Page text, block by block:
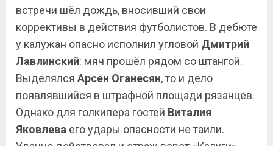
встречи шёл дождь, вносивший свои
коррективы в действия футболистов. В дебюте
у калужан опасно исполнил угловой Дмитрий
Лавлинский: мяч прошёл рядом со штангой.
Выделялся Арсен Оганесян, то и дело
появлявшийся в штрафной площади рязанцев.
Однако для голкипера гостей Виталия
Яковлева его удары опасности не таили.